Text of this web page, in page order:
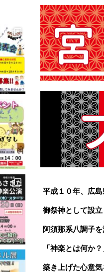
平成１０年、広
御祭神として設
阿須那系八調子
「神楽とは何か
築き上げた心意